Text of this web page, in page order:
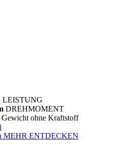
LEISTUNG
DREHMOMENT
Gewicht ohne Kraftstoff
i
MEHR ENTDECKEN